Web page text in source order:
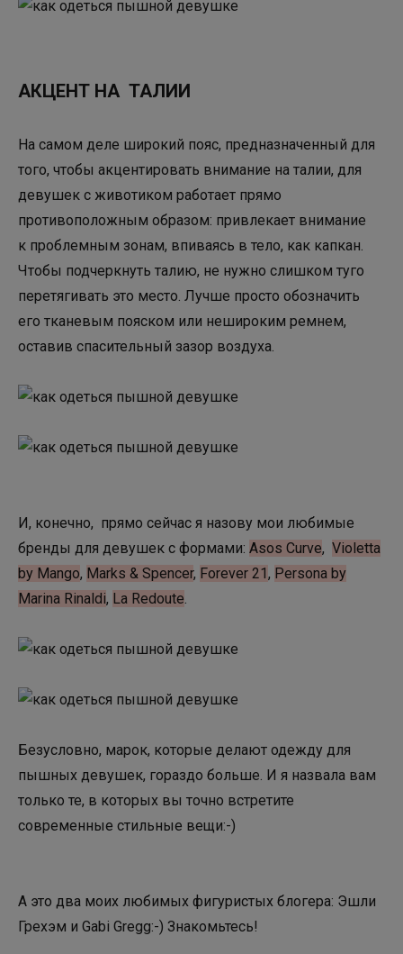
АКЦЕНТ НА ТАЛИИ
На самом деле широкий пояс, предназначенный для
того, чтобы акцентировать внимание на талии, для
девушек с животиком работает прямо
противоположным образом: привлекает внимание
к проблемным зонам, впиваясь в тело, как капкан.
Чтобы подчеркнуть талию, не нужно слишком туго
перетягивать это место. Лучше просто обозначить
его тканевым пояском или нешироким ремнем,
оставив спасительный зазор воздуха.
И, конечно, прямо сейчас я назову мои любимые
бренды для девушек с формами: Asos Curve, Violetta
by Mango, Marks & Spenсer, Forever 21 , Persona by
Marina Rinaldi, La Redoute.
Безусловно, марок, которые делают одежду для
пышных девушек, гораздо больше. И я назвала вам
только те, в которых вы точно встретите
современные стильные вещи:-)
А это два моих любимых фигуристых блогера: Эшли
Грехэм и Gabi Gregg:-) Знакомьтесь!